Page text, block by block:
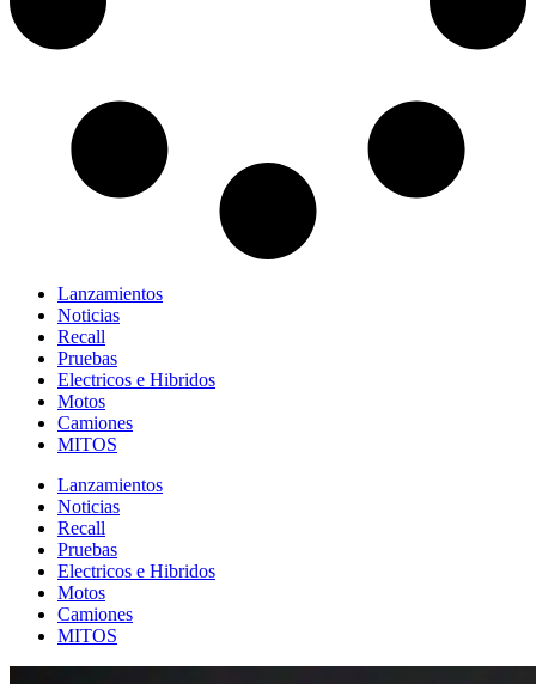
Lanzamientos
Noticias
Recall
Pruebas
Electricos e Hibridos
Motos
Camiones
MITOS
Lanzamientos
Noticias
Recall
Pruebas
Electricos e Hibridos
Motos
Camiones
MITOS